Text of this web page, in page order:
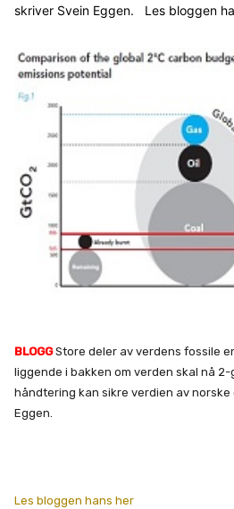
skriver Svein Eggen. Les bloggen
BLOGGStore deler av verdens fossile
liggende i bakken om verden skal nå 2-
håndtering kan sikre verdien av norske
Eggen.
Les bloggen hans her